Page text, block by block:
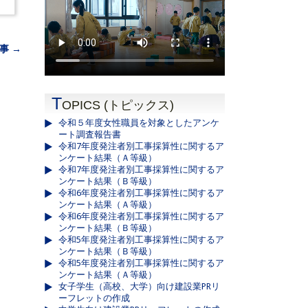
→
TOPICS (トピックス)
令和５年度女性職員を対象としたアンケ
ート調査報告書
令和7年度発注者別工事採算性に関するア
ンケート結果（Ａ等級）
令和7年度発注者別工事採算性に関するア
ンケート結果（Ｂ等級）
令和6年度発注者別工事採算性に関するア
ンケート結果（Ａ等級）
令和6年度発注者別工事採算性に関するア
ンケート結果（Ｂ等級）
令和5年度発注者別工事採算性に関するア
ンケート結果（Ｂ等級）
令和5年度発注者別工事採算性に関するア
ンケート結果（Ａ等級）
女子学生（高校、大学）向け建設業PRリ
ーフレットの作成